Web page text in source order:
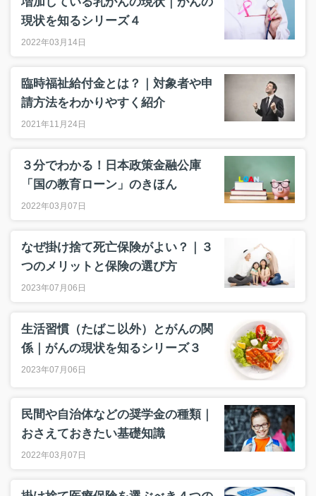
現状を知るシリーズ４
2022年03月14日
臨時福祉給付金とは？｜対象者や申
請方法をわかりやすく紹介
2021年11月24日
３分でわかる！日本政策金融公庫
「国の教育ローン」のきほん
2022年03月07日
なぜ掛け捨て死亡保険がよい？｜３
つのメリットと保険の選び方
2023年07月06日
生活習慣（たばこ以外）とがんの関
係｜がんの現状を知るシリーズ３
2023年07月06日
民間や自治体などの奨学金の種類｜
おさえておきたい基礎知識
2022年03月07日